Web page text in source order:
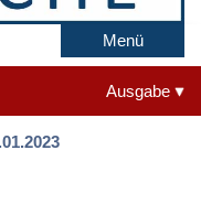
Menü
Ausgabe